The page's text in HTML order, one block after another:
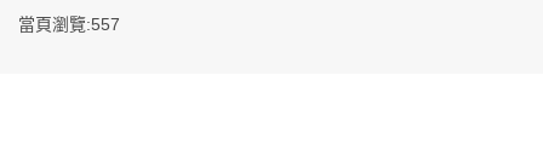
當頁瀏覽:557